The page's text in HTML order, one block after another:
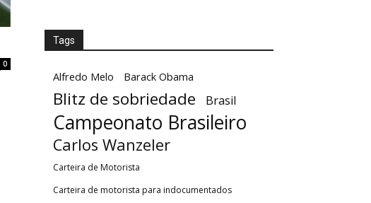
0
Tags
Alfredo Melo Barack Obama
Blitz de sobriedade Brasil
Campeonato Brasileiro
Carlos Wanzeler
Carteira de Motorista
Carteira de motorista para indocumentados